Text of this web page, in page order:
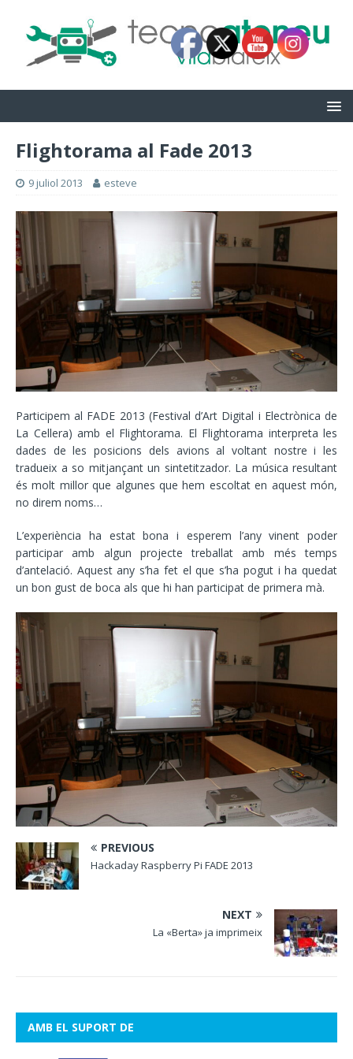
Flightorama al Fade 2013
9 juliol 2013 esteve
Participem al FADE 2013 (Festival d’Art Digital i Electrònica de
La Cellera) amb el Flightorama. El Flightorama interpreta les
dades de les posicions dels avions al voltant nostre i les
tradueix a so mitjançant un sintetitzador. La música resultant
és molt millor que algunes que hem escoltat en aquest món,
no direm noms…
L’experiència ha estat bona i esperem l’any vinent poder
participar amb algun projecte treballat amb més temps
d’antelació. Aquest any s’ha fet el que s’ha pogut i ha quedat
un bon gust de boca als que hi han participat de primera mà.
PREVIOUS
Hackaday Raspberry Pi FADE 2013
NEXT
La «Berta» ja imprimeix
AMB EL SUPORT DE